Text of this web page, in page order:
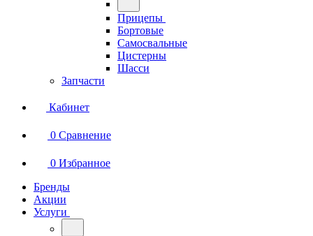
Прицепы
Бортовые
Самосвальные
Цистерны
Шасси
Запчасти
Кабинет
0 Сравнение
0 Избранное
Бренды
Акции
Услуги